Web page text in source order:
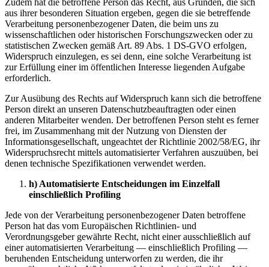
aus ihrer besonderen Situation ergeben, gegen die sie betreffende
Verarbeitung personenbezogener Daten, die beim uns zu
wissenschaftlichen oder historischen Forschungszwecken oder zu
statistischen Zwecken gemäß Art. 89 Abs. 1 DS-GVO erfolgen,
Widerspruch einzulegen, es sei denn, eine solche Verarbeitung ist
zur Erfüllung einer im öffentlichen Interesse liegenden Aufgabe
erforderlich.
Zur Ausübung des Rechts auf Widerspruch kann sich die betroffene
Person direkt an unseren Datenschutzbeauftragten oder einen
anderen Mitarbeiter wenden. Der betroffenen Person steht es ferner
frei, im Zusammenhang mit der Nutzung von Diensten der
Informationsgesellschaft, ungeachtet der Richtlinie 2002/58/EG, ihr
Widerspruchsrecht mittels automatisierter Verfahren auszuüben, bei
denen technische Spezifikationen verwendet werden.
h) Automatisierte Entscheidungen im Einzelfall
einschließlich Profiling
Jede von der Verarbeitung personenbezogener Daten betroffene
Person hat das vom Europäischen Richtlinien- und
Verordnungsgeber gewährte Recht, nicht einer ausschließlich auf
einer automatisierten Verarbeitung — einschließlich Profiling —
beruhenden Entscheidung unterworfen zu werden, die ihr